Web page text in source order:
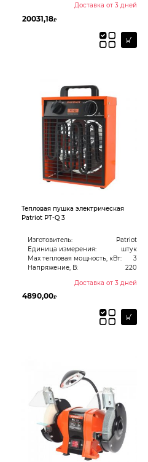
Доставка от 3 дней
20031,18₽
Тепловая пушка электрическая
Patriot PT-Q 3
Изготовитель:
Patriot
Единица измерения:
штук
Max тепловая мощность, кВт:
3
Напряжение, В:
220
Доставка от 3 дней
4890,00₽